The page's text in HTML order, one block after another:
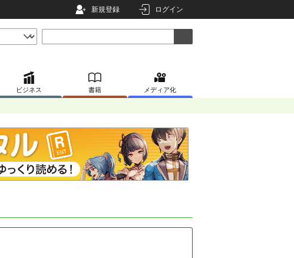
新規登録 ログイン
ビジネス 書籍 メディア化